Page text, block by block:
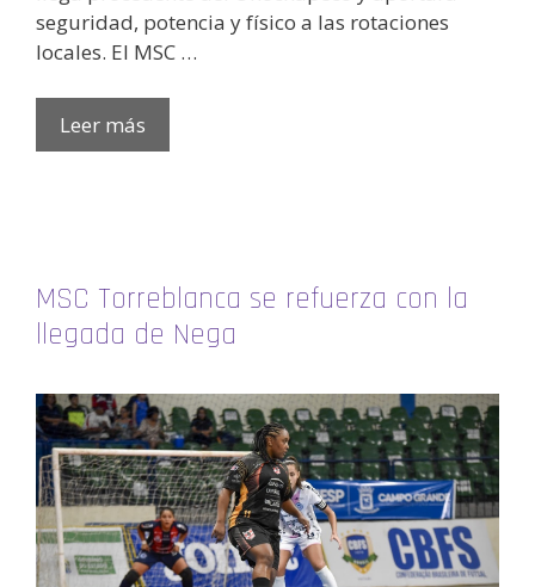
seguridad, potencia y físico a las rotaciones
locales. El MSC …
Leer más
MSC Torreblanca se refuerza con la
llegada de Nega